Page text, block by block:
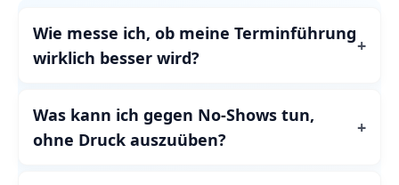
Wie messe ich, ob meine Terminführung
wirklich besser wird?
Was kann ich gegen No-Shows tun,
ohne Druck auszuüben?